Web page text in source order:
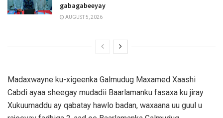
gabagabeeyay
AUGUST 5, 2026
Madaxwayne ku-xigeenka Galmudug Maxamed Xaashi
Cabdi ayaa sheegay mudadii Baarlamanku fasaxa ku jiray
Xukuumaddu ay qabatay hawlo badan, waxaana uu guul u